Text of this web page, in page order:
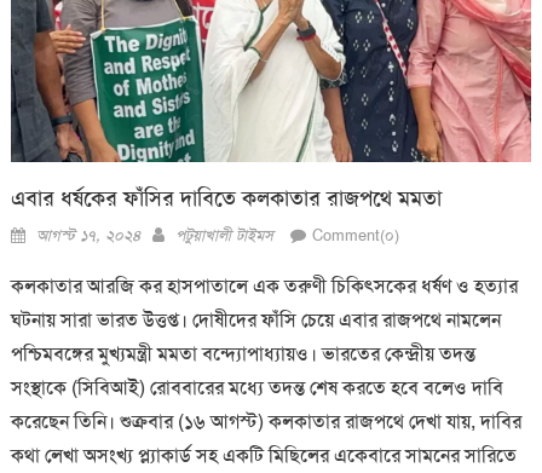
এবার ধর্ষকের ফাঁসির দাবিতে কলকাতার রাজপথে মমতা
Posted
আগস্ট ১৭, ২০২৪ Author
পটুয়াখালী টাইমস Comment(০)
কলকাতার আরজি কর হাসপাতালে এক তরুণী চিকিৎসকের ধর্ষণ ও হত্যার
ঘটনায় সারা ভারত উত্তপ্ত। দোষীদের ফাঁসি চেয়ে এবার রাজপথে নামলেন
পশ্চিমবঙ্গের মুখ্যমন্ত্রী মমতা বন্দ্যোপাধ্যায়ও। ভারতের কেন্দ্রীয় তদন্ত
সংস্থাকে (সিবিআই) রোববারের মধ্যে তদন্ত শেষ করতে হবে বলেও দাবি
করেছেন তিনি। শুক্রবার (১৬ আগস্ট) কলকাতার রাজপথে দেখা যায়, দাবির
কথা লেখা অসংখ্য প্ল্যাকার্ড সহ একটি মিছিলের একেবারে সামনের সারিতে